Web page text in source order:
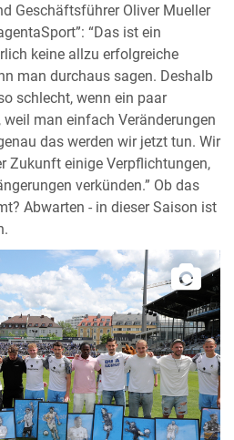
Geschäftsführer Oliver Mueller
“Das ist ein
keine allzu erfolgreiche
man durchaus sagen. Deshalb
schlecht, wenn ein paar
man einfach Veränderungen
das werden wir jetzt tun. Wir
Zukunft einige Verpflichtungen,
verkünden.” Ob das
Abwarten - in dieser Saison ist